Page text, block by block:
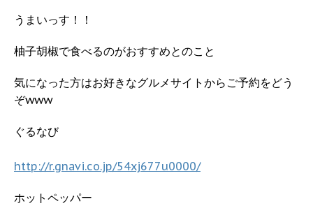
うまいっす！！
柚子胡椒で食べるのがおすすめとのこと
気になった方はお好きなグルメサイトからご予約をどう
ぞwww
ぐるなび
http://r.gnavi.co.jp/54xj677u0000/
ホットペッパー